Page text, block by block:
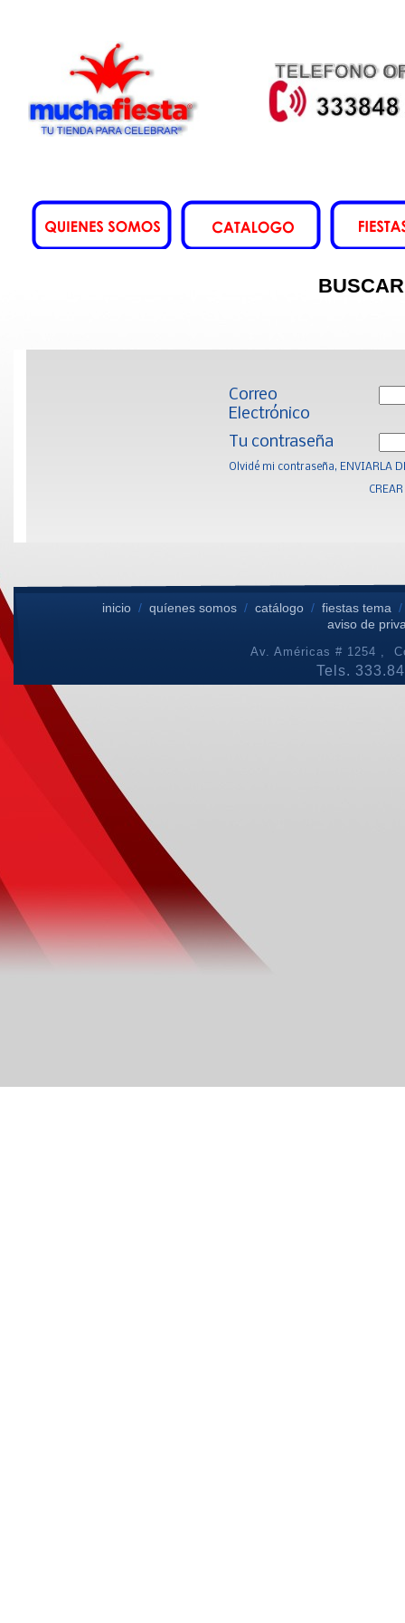
BUSCAR
Correo
Electrónico
Tu contraseña
Olvidé mi contraseña, ENVIARLA
inicio /quíenes somos /catálogo / fiestas tema
aviso de
Av. Américas # 1254 ,
Tels.